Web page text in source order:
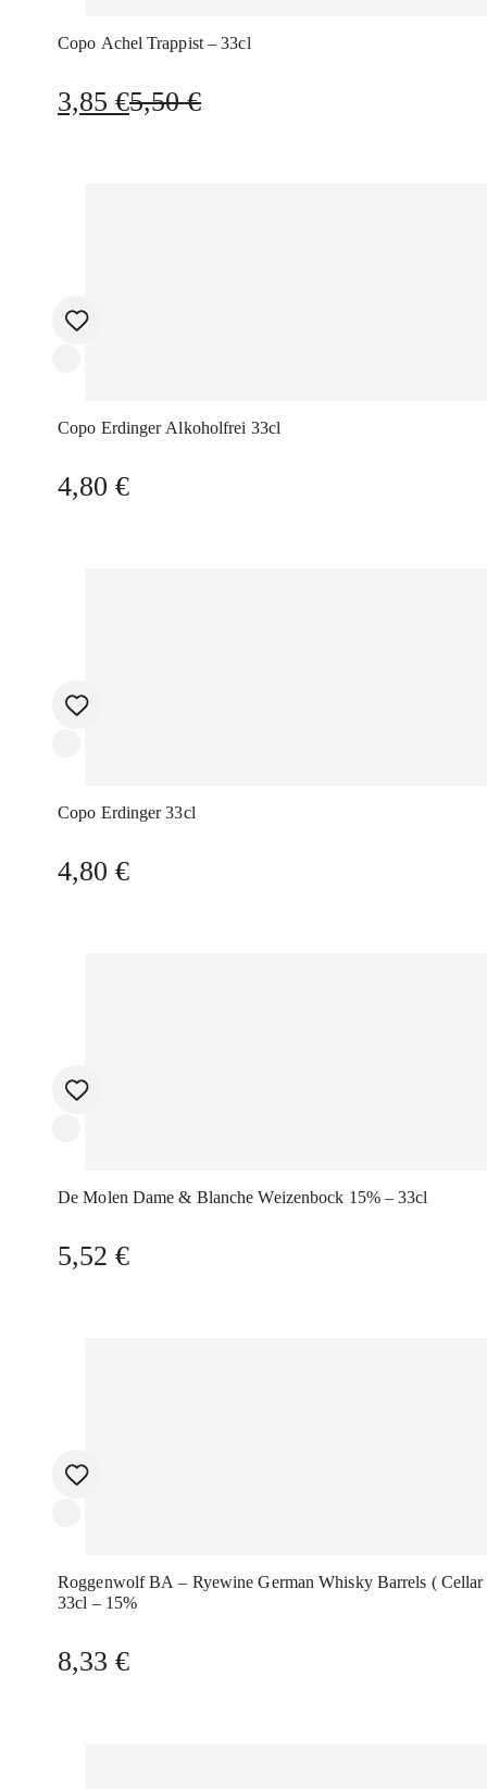
Copo Achel Trappist – 33cl
5,50€
O
3,85 €
O
Copo Erdinger Alkoholfrei 33cl
4,80 €
Copo Erdinger 33cl
4,80 €
De Molen Dame & Blanche Weizenbock 15% – 33cl
5,52 €
Roggenwolf BA – Ryewine German Whisky Barrels ( Cellar Series)
33cl – 15%
8,33 €